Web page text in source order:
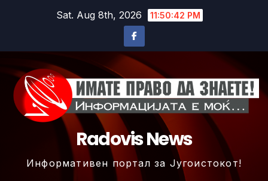
Sat. Aug 8th, 2026 11:50:45 PM
Radovis News
Информативен портал за Југоистокот!